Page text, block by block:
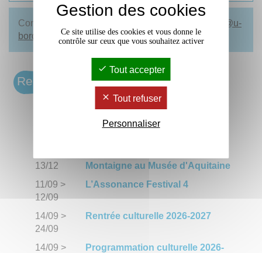
Contact : Stéphane Abboud - @u-
bordeaux-montaigne.fr
Rendez-vous
Premiers Feux #6, concours des
jeunes écritures en Nouvelle-
13/12
Montaigne au Musée d'Aquitaine
11/09 >
12/09
L’Assonance Festival 4
14/09 >
24/09
Rentrée culturelle 2026-2027
14/09 >
Programmation culturelle 2026-
Gestion des cookies
Ce site utilise des cookies et vous donne le
contrôle sur ceux que vous souhaitez activer
Tout accepter
Tout refuser
Personnaliser